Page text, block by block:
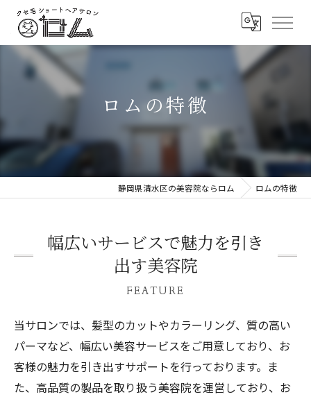
ロムの特徴
静岡県清水区の美容院ならロム ロムの特徴
幅広いサービスで魅力を引き
出す美容院
FEATURE
当サロンでは、髪型のカットやカラーリング、質の高い
パーマなど、幅広い美容サービスをご用意しており、お
客様の魅力を引き出すサポートを行っております。ま
た、高品質の製品を取り扱う美容院を運営しており、お